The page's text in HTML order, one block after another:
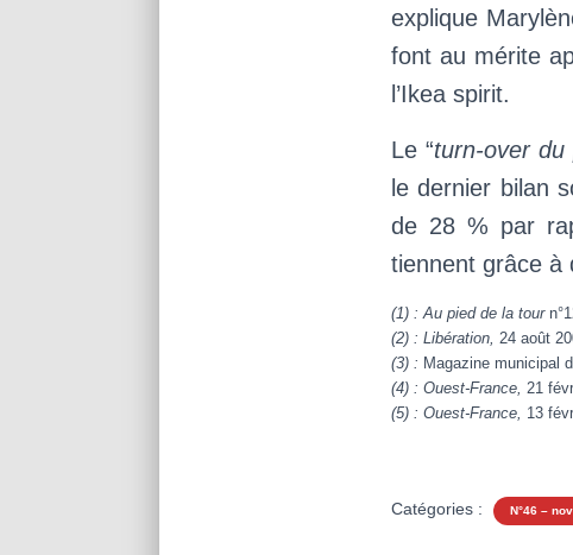
explique
font au mérite
l’Ikea spirit.
Le “turn-over du
le dernier bilan
de 28 % par
tiennent grâce à
(1) : Au pied de la tour
(2) : Libération, 24 août
(3) : Magazine municipal
(4) : Ouest-France, 21
(5) : Ouest-France, 13
Catégories : N°46 –